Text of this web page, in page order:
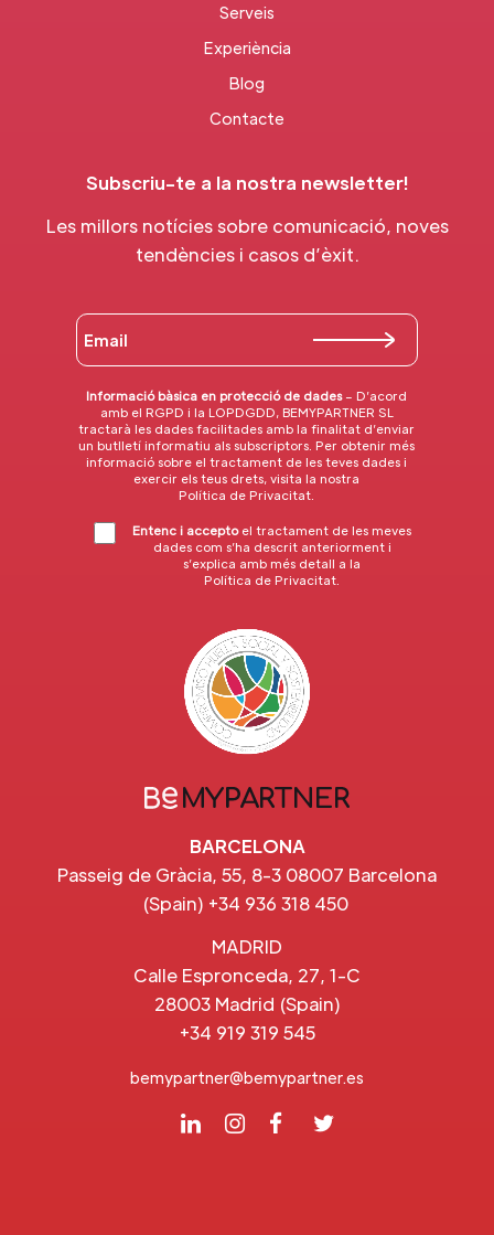
Serveis
Experiència
Blog
Contacte
Subscriu-te a la nostra newsletter!
Les millors notícies sobre comunicació, noves
tendències i casos d’èxit.
Informació bàsica en protecció de dades– D’acord
amb el RGPD i la LOPDGDD, BEMYPARTNER SL
tractarà les dades facilitades amb la finalitat d’enviar
un butlletí informatiu als subscriptors. Per obtenir més
informació sobre el tractament de les teves dades i
exercir els teus drets, visita la nostra
Política de Privacitat
Entenc i accepto el tractament de les meves
dades com s’ha descrit anteriorment i
s’explica amb més detall a la
Política de Privacitat
BARCELONA
Passeig de Gràcia, 55, 8-3 08007 Barcelona
(Spain) +34 936 318 450
MADRID
Calle Espronceda, 27, 1-C
28003 Madrid (Spain)
+34 919 319 545
bemypartner@bemypartner.es